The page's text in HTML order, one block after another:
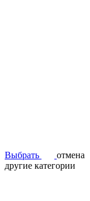
Выбрать
отмена
другие категории